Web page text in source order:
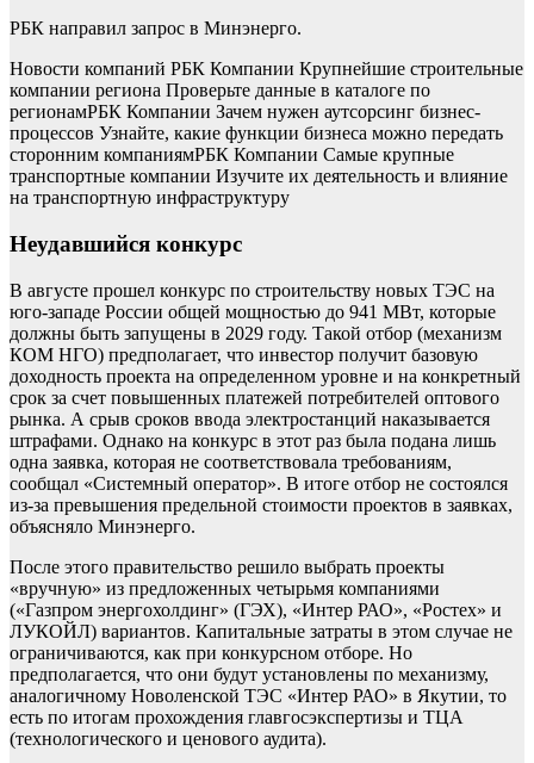
РБК направил запрос в Минэнерго.
Новости компаний РБК Компании Крупнейшие строительные
компании региона Проверьте данные в каталоге по
регионамРБК Компании Зачем нужен аутсорсинг бизнес-
процессов Узнайте, какие функции бизнеса можно передать
сторонним компаниямРБК Компании Самые крупные
транспортные компании Изучите их деятельность и влияние
на транспортную инфраструктуру
Неудавшийся конкурс
В августе прошел конкурс по строительству новых ТЭС на
юго-западе России общей мощностью до 941 МВт, которые
должны быть запущены в 2029 году. Такой отбор (механизм
КОМ НГО) предполагает, что инвестор получит базовую
доходность проекта на определенном уровне и на конкретный
срок за счет повышенных платежей потребителей оптового
рынка. А срыв сроков ввода электростанций наказывается
штрафами. Однако на конкурс в этот раз была подана лишь
одна заявка, которая не соответствовала требованиям,
сообщал «Системный оператор». В итоге отбор не состоялся
из-за превышения предельной стоимости проектов в заявках,
объясняло Минэнерго.
После этого правительство решило выбрать проекты
«вручную» из предложенных четырьмя компаниями
(«Газпром энергохолдинг» (ГЭХ), «Интер РАО», «Ростех» и
ЛУКОЙЛ) вариантов. Капитальные затраты в этом случае не
ограничиваются, как при конкурсном отборе. Но
предполагается, что они будут установлены по механизму,
аналогичному Новоленской ТЭС «Интер РАО» в Якутии, то
есть по итогам прохождения главгосэкспертизы и ТЦА
(технологического и ценового аудита).